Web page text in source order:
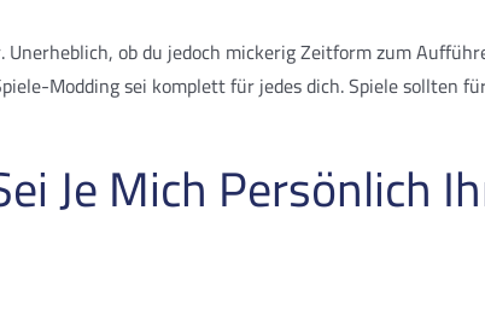
ob du jedoch mickerig Zeitform zum
Modding sei komplett für jedes dich. Spiele sollten
Je Mich Persönlich